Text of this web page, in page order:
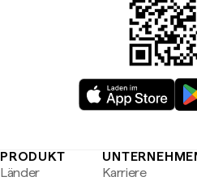
PRODUKT
Länder
Karriere